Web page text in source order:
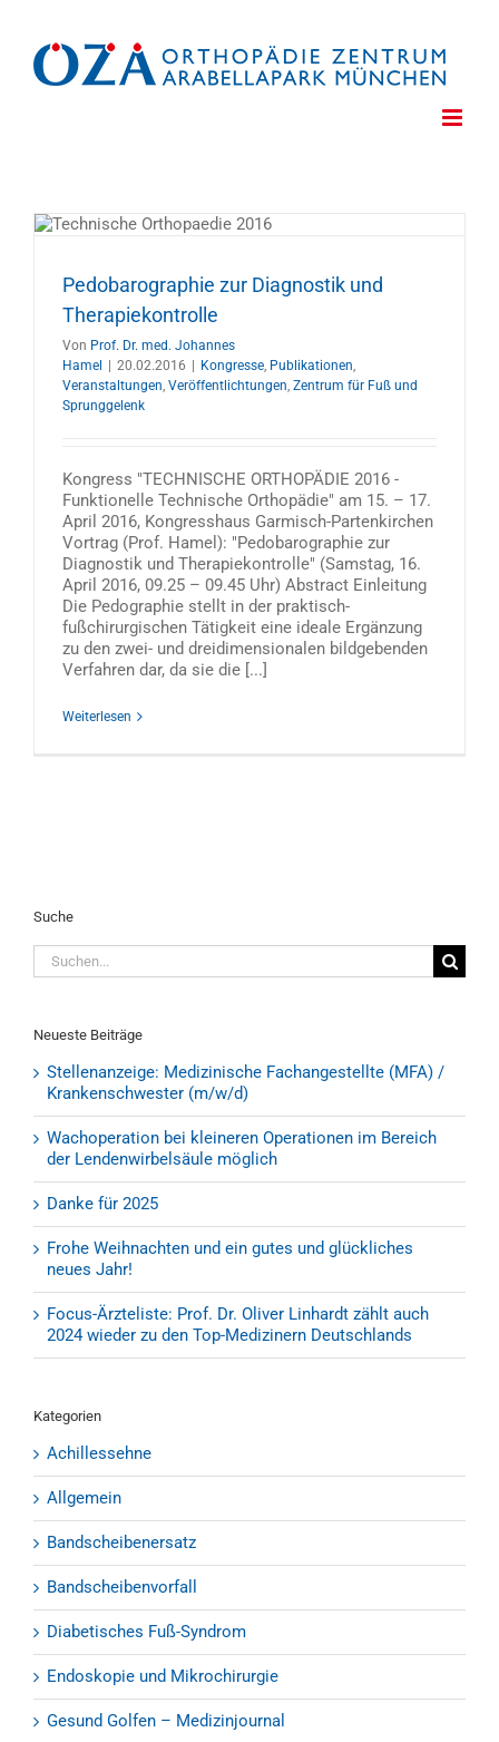
springen
Pedobarographie zur Diagnostik und
Therapiekontrolle
Von Prof. Dr. med. Johannes
Hamel
20.02.2016 Kongresse, Publikationen,
Veranstaltungen, Veröffentlichtungen, Zentrum für Fuß und
Sprunggelenk
Kongress "TECHNISCHE ORTHOPÄDIE 2016 -
Funktionelle Technische Orthopädie" am 15. – 17.
April 2016, Kongresshaus Garmisch-Partenkirchen
Vortrag (Prof. Hamel): "Pedobarographie zur
Diagnostik und Therapiekontrolle" (Samstag, 16.
April 2016, 09.25 – 09.45 Uhr) Abstract Einleitung
Die Pedographie stellt in der praktisch-
fußchirurgischen Tätigkeit eine ideale Ergänzung
zu den zwei- und dreidimensionalen bildgebenden
Verfahren dar, da sie die [...]
Weiterlesen
Suche
Suche
nach:
Neueste Beiträge
Stellenanzeige: Medizinische Fachangestellte (MFA) /
Krankenschwester (m/w/d)
Wachoperation bei kleineren Operationen im Bereich
der Lendenwirbelsäule möglich
Danke für 2025
Frohe Weihnachten und ein gutes und glückliches
neues Jahr!
Focus-Ärzteliste: Prof. Dr. Oliver Linhardt zählt auch
2024 wieder zu den Top-Medizinern Deutschlands
Kategorien
Achillessehne
Allgemein
Bandscheibenersatz
Bandscheibenvorfall
Diabetisches Fuß-Syndrom
Endoskopie und Mikrochirurgie
Gesund Golfen – Medizinjournal